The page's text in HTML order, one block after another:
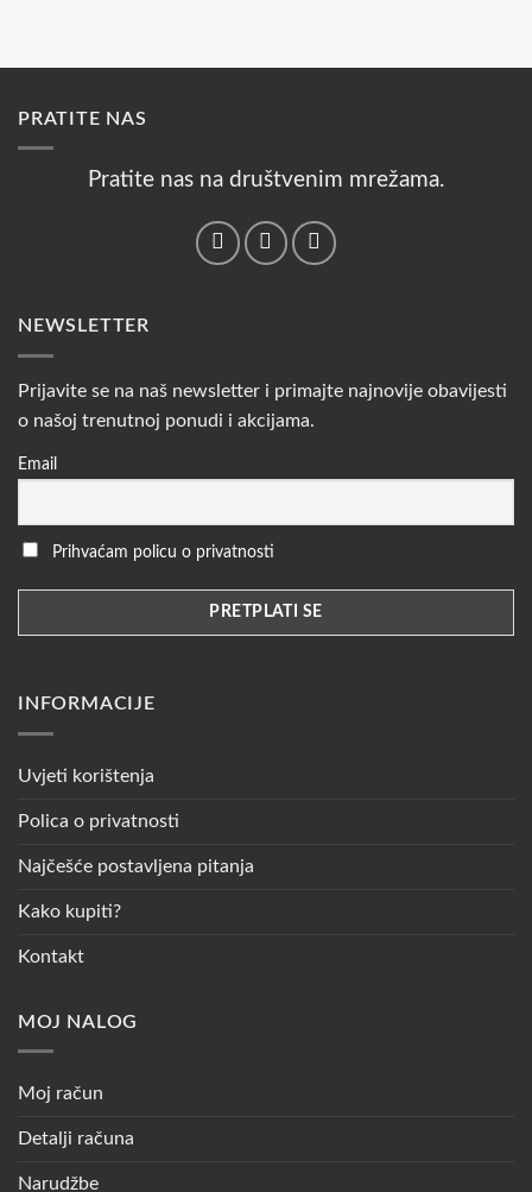
PRATITE NAS
Pratite nas na društvenim mrežama.
NEWSLETTER
Prijavite se na naš newsletter i primajte najnovije obavijesti
o našoj trenutnoj ponudi i akcijama.
Email
Prihvaćam policu o privatnosti
INFORMACIJE
Uvjeti korištenja
Polica o privatnosti
Najčešće postavljena pitanja
Kako kupiti?
Kontakt
MOJ NALOG
Moj račun
Detalji računa
Narudžbe